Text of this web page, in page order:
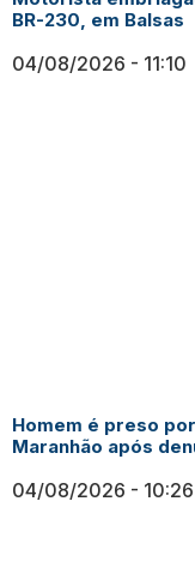
BR-230, em Balsas
04/08/2026 11:10
Homem é preso
Maranhão após
04/08/2026 10:26